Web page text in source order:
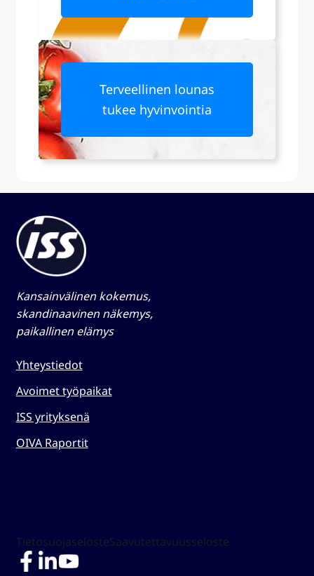
Terveellinen lounas
tukee hyvinvointia
Kansainvälinen kokemus,
skandinaavinen näkemys,
paikallinen elämys​
Yhteystiedot
Avoimet työpaikat
ISS yrityksenä
OIVA Raportit
TietosuojaselosteSaavutettavuusseloste